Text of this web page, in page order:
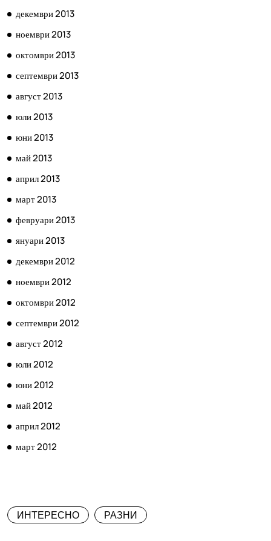
декември 2013
ноември 2013
октомври 2013
септември 2013
август 2013
юли 2013
юни 2013
май 2013
април 2013
март 2013
февруари 2013
януари 2013
декември 2012
ноември 2012
октомври 2012
септември 2012
август 2012
юли 2012
юни 2012
май 2012
април 2012
март 2012
ИНТЕРЕСНО РАЗНИ